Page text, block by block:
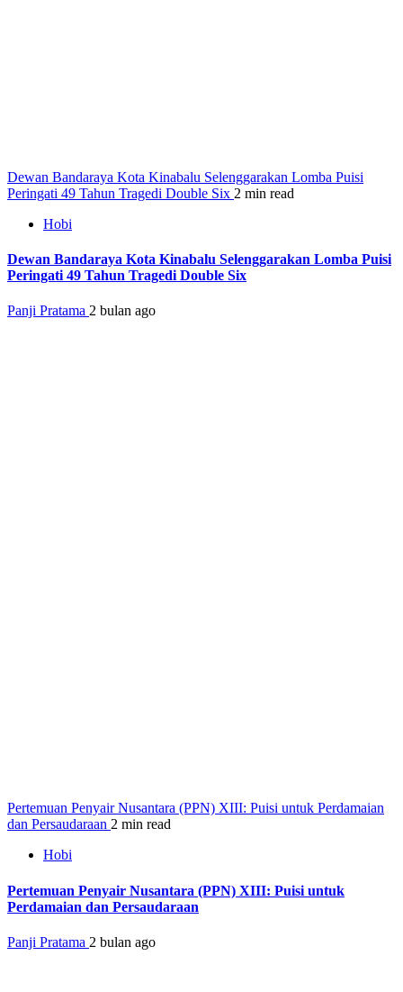
Dewan Bandaraya Kota Kinabalu Selenggarakan Lomba Puisi
Peringati 49 Tahun Tragedi Double Six 2 min read
Hobi
Dewan Bandaraya Kota Kinabalu Selenggarakan Lomba Puisi
Peringati 49 Tahun Tragedi Double Six
Panji Pratama 2 bulan ago
Pertemuan Penyair Nusantara (PPN) XIII: Puisi untuk Perdamaian
dan Persaudaraan 2 min read
Hobi
Pertemuan Penyair Nusantara (PPN) XIII: Puisi untuk
Perdamaian dan Persaudaraan
Panji Pratama 2 bulan ago